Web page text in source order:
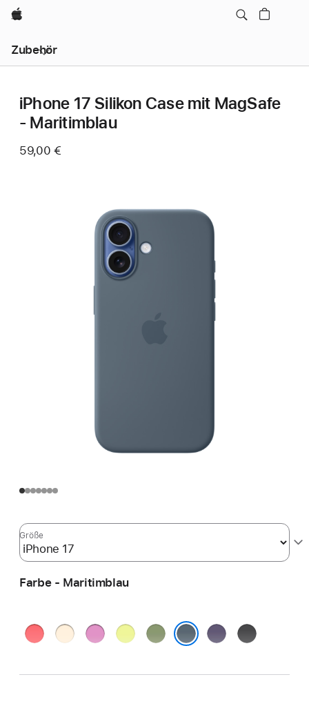
Apple
Zubehör
Navigation
–
öffneniPhone 17 Silikon Case mit MagSafe
- Maritimblau
59,00 €
Größe
Farbe - Maritimblau
Guavepink
VanilleLeuchtendes
NeongelbHellmoosgrünNebelviolett
Schwarz